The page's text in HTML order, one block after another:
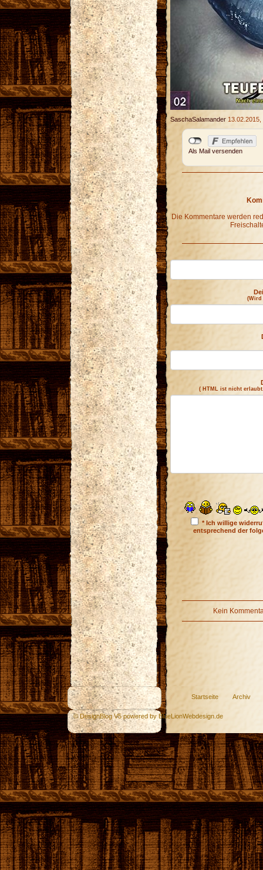
SaschaSalamander 13.02.2015,
Als Mail versenden
Die Kommentare werden
(Wird
( HTML ist nicht
* Ich willige
entsprechend der
Kein
Startseite Archiv
© DesignBlog V5 powered by BlueLionWebdesign.de